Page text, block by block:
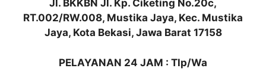
Jl. BKKBN Jl. Kp. Ciketing No.20c,
RT.002/RW.008, Mustika Jaya, Kec. Mustika
Jaya, Kota Bekasi, Jawa Barat 17158
PELAYANAN 24 JAM : Tlp/Wa